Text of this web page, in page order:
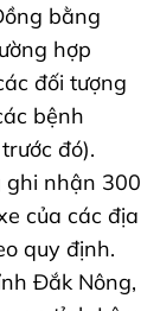
bằng
hợp
đối tượng
bệnh
đó).
ghi nhận 300
của các địa
quy định.
Đắk Nông,